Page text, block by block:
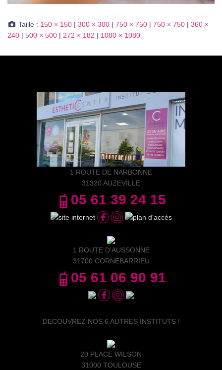
Taille : 150 × 150 | 300 × 300 | 750 × 750 | 750 × 750 | 360 ×
240 | 500 × 500 | 272 × 182 | 1080 × 1080
1 ROUTE DE NARBONNE
31320 AUZEVILLE
05 61 39 24 15
1 ROUTE D'AUSSONNE
31700 CORNEBARRIEU
05 61 06 90 91
DECOUVREZ NOS 6 AUTRES INSTITUTS !
20 PLACE WILSON
31000 TOULOUSE